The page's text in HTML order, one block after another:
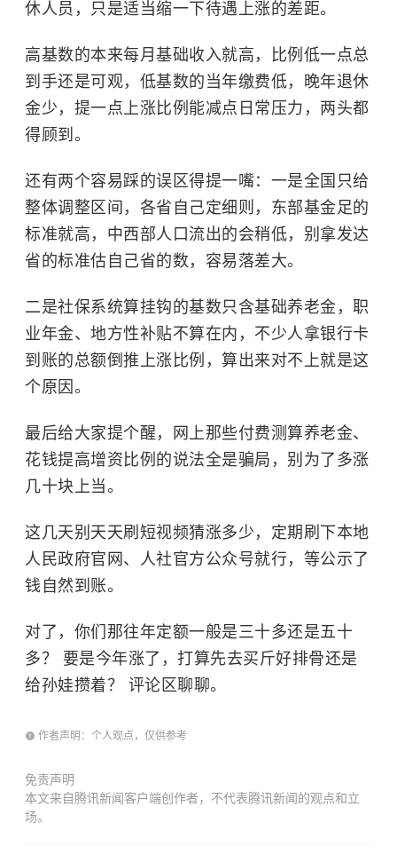
休人员，只是适当缩一下待遇上涨的差距。
高基数的本来每月基础收入就高，比例低一点总
到手还是可观，低基数的当年缴费低，晚年退休
金少，提一点上涨比例能减点日常压力，两头都
得顾到。
还有两个容易踩的误区得提一嘴：一是全国只给
整体调整区间，各省自己定细则，东部基金足的
标准就高，中西部人口流出的会稍低，别拿发达
省的标准估自己省的数，容易落差大。
二是社保系统算挂钩的基数只含基础养老金， 职
业年金、地方性补贴不算在内，不少人拿银行卡
到账的总额倒推上涨比例，算出来对不上就是这
个原因。
最后给大家提个醒，网上那些付费测算养老金、
花钱提高增资比例的说法全是骗局，别为了多涨
几十块上当。
这几天别天天刷短视频猜涨多少，定期刷下本地
人民政府官网、人社官方公众号就行，等公示了
钱自然到账。
对了，你们那往年定额一般是三十多还是五十
多？ 要是今年涨了，打算先去买斤好排骨还是
给孙娃攒着？ 评论区聊聊。
作者声明：个人观点，仅供参考
免责声明
本文来自腾讯新闻客户端创作者，不代表腾讯新闻的观点和立
场。